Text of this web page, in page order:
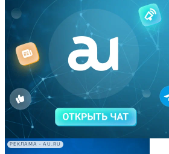
РЕКЛАМА • AU.RU